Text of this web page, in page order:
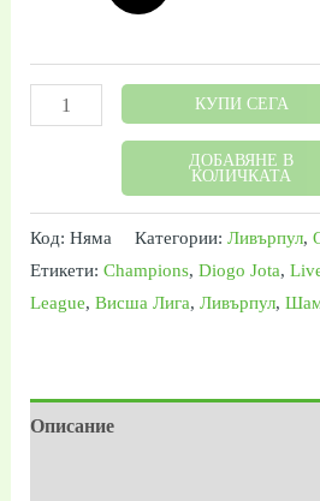
КУПИ СЕГА
ДОБАВЯНЕ В
КОЛИЧКАТА
Код:Няма Категории:Ливърпул,
Етикети:Champions,Diogo Jota,
League,Висша Лига,Ливърпул,
Описание